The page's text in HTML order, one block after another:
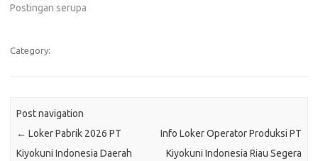
Postingan serupa
Category:
Post navigation
← Loker Pabrik 2026 PT
Kiyokuni Indonesia Daerah
Info Loker Operator Produksi PT
Kiyokuni Indonesia Riau Segera